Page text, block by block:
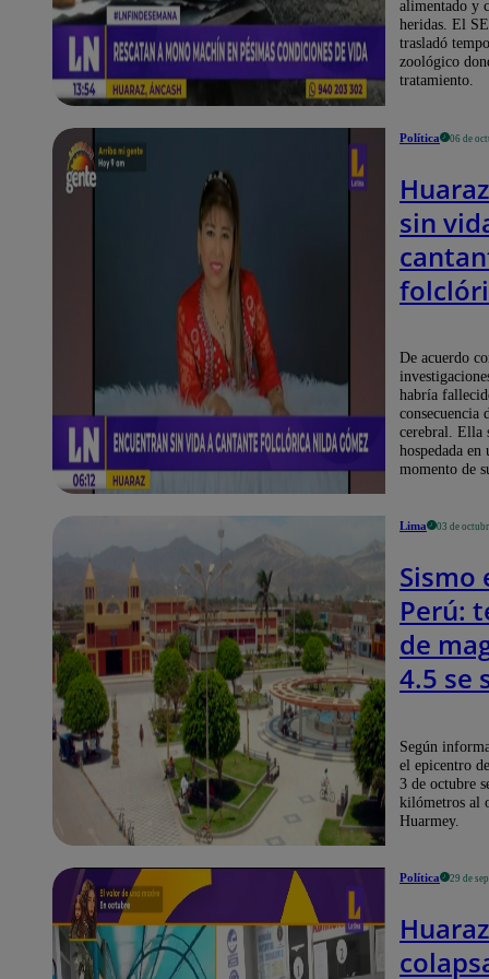
alimentado y
heridas. El
trasladó
zoológico
tratamiento.
Política 06 de
sin
De acuerdo
habría
consecuencia
cerebral. Ella
hospedada en
momento de
Lima 03 de
Sismo
Perú:
de
4.5 se
este
Según
el epicentro
3 de octubre
kilómetros al
Huarmey.
Política 29 de